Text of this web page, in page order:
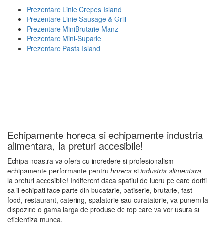
Prezentare Linie Crepes Island
Prezentare Linie Sausage & Grill
Prezentare MiniBrutarie Manz
Prezentare Mini-Suparie
Prezentare Pasta Island
Echipamente horeca si echipamente industria
alimentara, la preturi accesibile!
Echipa noastra va ofera cu incredere si profesionalism
echipamente performante pentru horeca si industria alimentara,
la preturi accesibile! Indiferent daca spatiul de lucru pe care doriti
sa il echipati face parte din bucatarie, patiserie, brutarie, fast-
food, restaurant, catering, spalatorie sau curatatorie, va punem la
dispozitie o gama larga de produse de top care va vor usura si
eficientiza munca.